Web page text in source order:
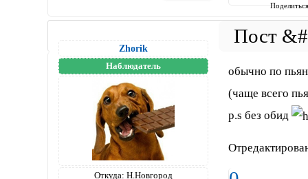
Zhorik
Наблюдатель
Откуда: Н.Новгород
обычно по
(чаще всего
p.s без обид